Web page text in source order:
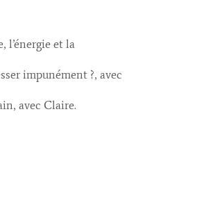
l’énergie et la
impunément ?, avec
avec Claire.